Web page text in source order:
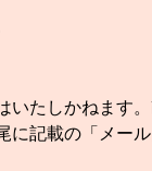
いたしかねます
に記載の「メー